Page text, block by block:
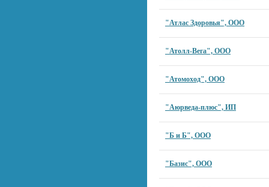
"Атлас Здоровья", ООО
"Атолл-Вега", ООО
"Атомоход", ООО
"Аюрведа-плюс", ИП
"Б и Б", ООО
"Базис", ООО